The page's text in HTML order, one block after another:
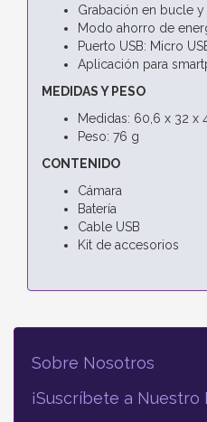
Grabación en bucle
Modo ahorro de
Puerto USB: Micro
Aplicación para
MEDIDAS Y PESO
Medidas: 60,6 x 32 x
Peso: 76 g
CONTENIDO
Cámara
Batería
Cable USB
Kit de accesorios
Sobre Nosotros
¡Suscríbete a Nuestro